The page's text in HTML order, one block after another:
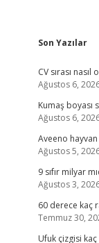
Son Yazılar
CV sırası nasıl
Ağustos 6,
Kumaş boyası
Ağustos 6,
Aveeno
Ağustos 5,
9 sıfır milyar
Ağustos 3,
60 derece kaç
Temmuz 30,
Ufuk çizgisi